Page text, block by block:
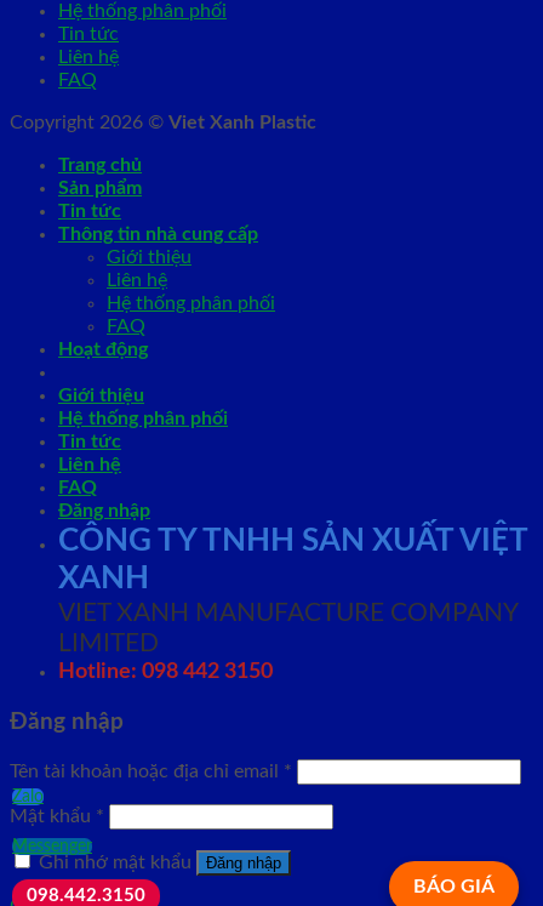
BÁO GIÁ
Hệ thống phân phối
Tin tức
Liên hệ
FAQ
Copyright 2026 © Viet Xanh Plastic
Trang chủ
Sản phẩm
Tin tức
Thông tin nhà cung cấp
Giới thiệu
Liên hệ
Hệ thống phân phối
FAQ
Hoạt động
Giới thiệu
Hệ thống phân phối
Tin tức
Liên hệ
FAQ
Đăng nhập
CÔNG TY TNHH SẢN XUẤT VIỆT
XANH
VIET XANH MANUFACTURE COMPANY
LIMITED
Hotline: 098 442 3150
Messenger
Zalo
098.442.3150
Đăng nhập
Tên tài khoản hoặc địa chỉ email *
Mật khẩu *
Ghi nhớ mật khẩu Đăng nhập